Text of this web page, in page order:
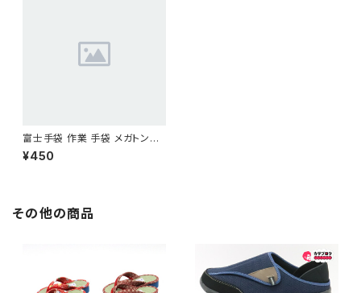
富士手袋 作業 手袋 メガトンパ
ワー 耐切創手袋 L 黒/ブルー 2
5-12
¥450
その他の商品